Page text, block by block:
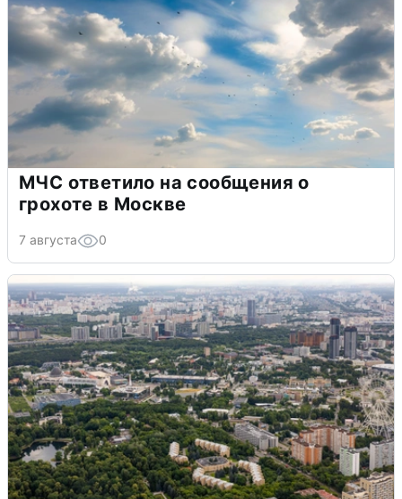
МЧС ответило на сообщения о
грохоте в Москве
7 августа 0